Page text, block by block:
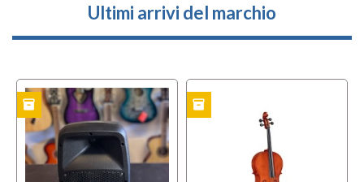
Ultimi arrivi del marchio
inventory USATO inventory